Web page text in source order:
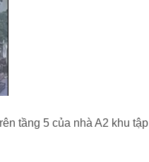
tầng 5 của nhà A2 khu tập